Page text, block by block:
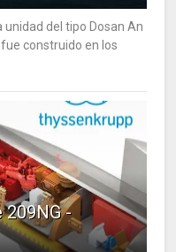
unidad del tipo Dosan An
construido en los
209NG -